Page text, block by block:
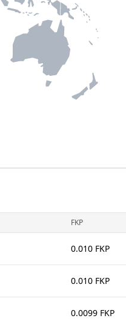
FKP
0.010 FKP
0.010 FKP
0.0099 FKP